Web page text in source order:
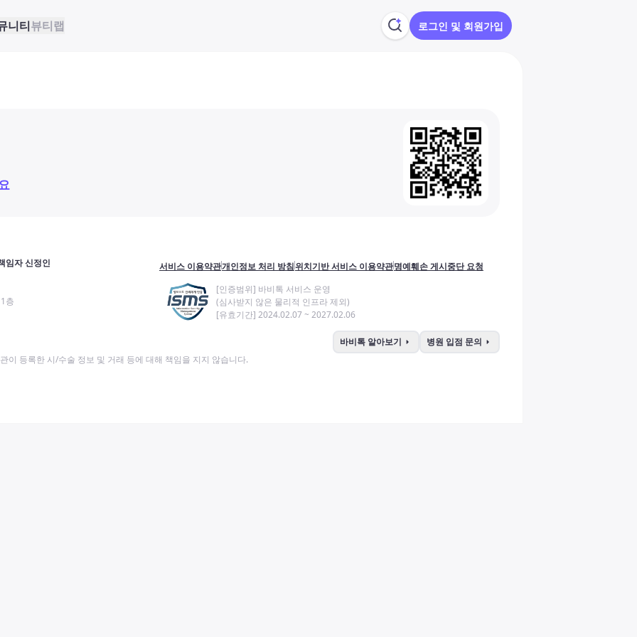
니티뷰티랩 로그인 및 회원가입
임자 신정인
층
서비스 이용약관개인정보 처리 방침위치기반 서비스 이용약관명예훼손 게시중단 요청
[인증범위] 바비톡 서비스 운영
(심사받지 않은 물리적 인프라 제외)
[유효기간] 2024.02.07 ~ 2027.02.06
바비톡 알아보기 arrow_right 병원 입점 문의 arrow_right
이 등록한 시/수술 정보 및 거래 등에 대해 책임을 지지 않습니다.